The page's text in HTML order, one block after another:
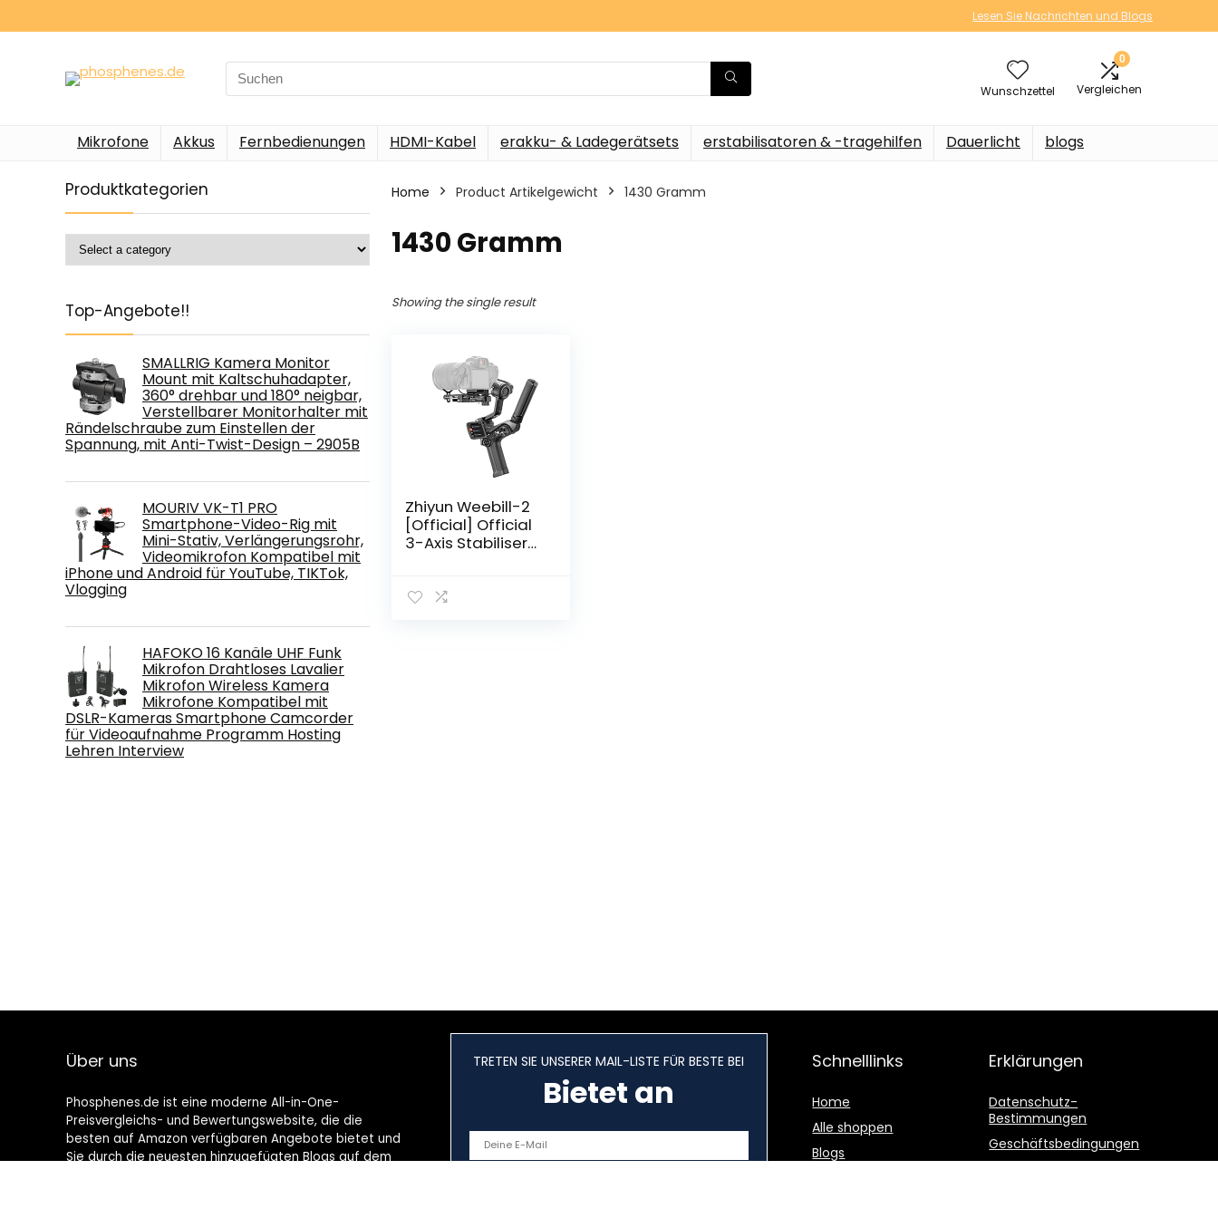
Lesen Sie Nachrichten und Blogs
Search
for:
Wunschzettel
0
Vergleichen
Mikrofone Akkus Fernbedienungen HDMI-Kabel erakku- & Ladegerätsets erstabilisatoren & -tragehilfen Dauerlicht blogs
Produktkategorien
Top-Angebote!!
SMALLRIG Kamera Monitor
Mount mit Kaltschuhadapter,
360° drehbar und 180° neigbar,
Verstellbarer Monitorhalter mit
Rändelschraube zum Einstellen der
Spannung, mit Anti-Twist-Design – 2905B
MOURIV VK-T1 PRO
Smartphone-Video-Rig mit
Mini-Stativ, Verlängerungsrohr,
Videomikrofon Kompatibel mit
iPhone und Android für YouTube, TIKTok,
Vlogging
HAFOKO 16 Kanäle UHF Funk
Mikrofon Drahtloses Lavalier
Mikrofon Wireless Kamera
Mikrofone Kompatibel mit
DSLR-Kameras Smartphone Camcorder
für Videoaufnahme Programm Hosting
Lehren Interview
Home Product Artikelgewicht ‎1430 Gramm
‎1430 Gramm
Showing the single result
Zhiyun Weebill-2
[Official] Official
3-Axis Stabiliser
Integrated 2.88
Über uns
Phosphenes.de ist eine moderne All-in-One-
Preisvergleichs- und Bewertungswebsite, die die
besten auf Amazon verfügbaren Angebote bietet und
Sie durch die neuesten hinzugefügten Blogs auf dem
TRETEN SIE UNSERER MAIL-LISTE FÜR BESTE BEI
Bietet an
Schnelllinks
Home
Alle shoppen
Blogs
Erklärungen
Datenschutz-
Bestimmungen
Geschäftsbedingungen